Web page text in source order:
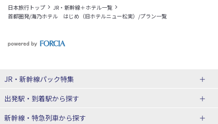
日本旅行トップ
JR・新幹線＋ホテル一覧
首都圏発/海乃ホテル はじめ（旧ホテルニュー松実）/プラン一覧
JR・新幹線パック特集
JR・新幹線＋ホテルパック
出張パック
出発駅・到着駅から探す
秋田⇔東京 新幹線パック
新幹線・特急列車から探す